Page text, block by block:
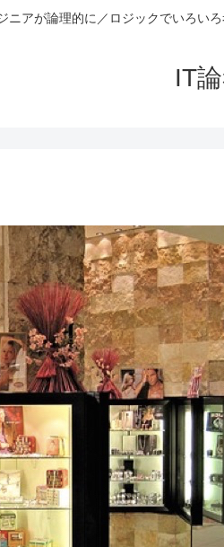
ニアが論理的に／ロジックでいろい
IT